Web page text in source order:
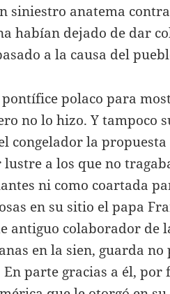
siniestro anatema
habían dejado de dar
a la causa del
pontífice polaco para
no lo hizo. Y tampoco
congelador la
a los que no
ni como coartada
en su sitio el papa
antiguo colaborador de
en la sien, guarda
parte gracias a él,